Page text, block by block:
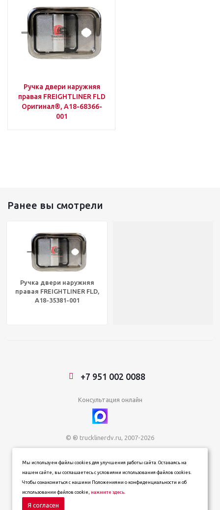
Ручка двери наружняя
правая FREIGHTLINER FLD
Оригинал®, A18-68366-
001
Ранее вы смотрели
Ручка двери наружняя
правая FREIGHTLINER FLD,
A18-35381-001
+7 951 002 0088
Консультация онлайн
© ® trucklinerdv.ru, 2007-2026
Информация о товарах, ценах и наличии на сайте носит
информационный характер и не является публичной офертой,
определяемой положениями статьи 437 (п. 2) Гражданского
ИНН 253612854202
ОГРН 320253600063402
Мы используем файлы cookies для улучшения работы сайта. Оставаясь на
нашем сайте, вы соглашаетесь с условиями использования файлов cookies.
Чтобы ознакомиться с нашими Положениями о конфиденциальности и об
использовании файлов cookie, нажмите здесь.
Я согласен